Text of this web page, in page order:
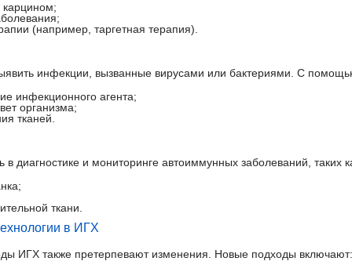
(например, таргетная терапия).
инфекции, вызванные вирусами или бактериями. С
инфекционного агента;
организма;
тканей.
диагностике и мониторинге автоиммунных заболеваний, таких
ткани.
в ИГХ
ИГХ также претерпевают изменения. Новые подходы включают: